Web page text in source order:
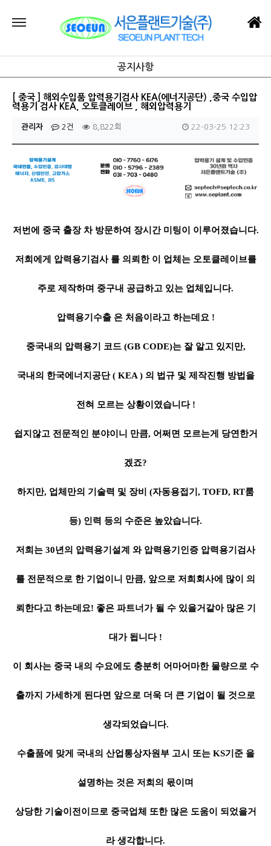
공지사항
[ 중국 ] 해외수입품 압력용기검사 KEA(에너지공단) ,중국 수입압
력용기 검사 KEA, 오토클레이브 , 해외압력용기
관리자 2건 8,822회 22-03-25 12:23
저번에 중국 출장 차 방문하여 장시간 미팅이 이루어졌습니다.
저희에게 압력용기검사 를 의뢰한 이 업체는 오토클레이브를
주로 제작하며 중구내 공급하고 있는 업체입니다.
압력용기수출 은 처음이라고 하는데요 !
중국내의 압력용기 코드 (GB CODE)는 잘 알고 있지만,
국내의 한국에너지공단 ( KEA ) 의 법규 및 제작진행 방법을
전혀 모르는 상황이였습니다 !
쉽지않고 전문적인 분야이니 만큼, 어쩌면 모르는게 당연한거
겠죠?
하지만, 업체만의 기술력 및 장비 (자동용접기, TOFD, RT룸
등) 인력 등의 수준은 높았습니다.
저희는 30년의 압력용기설계 와 압력용기인증 압력용기검사
를 전문적으로 한 기업이니 만큼, 앞으로 저희회사에 많이 의
뢰한다고 하는데요! 좋은 파트너가 될 수 있을거같아 많은 기
대가 됩니다 !
이 회사는 중국 내의 수요에도 충분히 어마어마한 물량으로 수
출까지 가세하게 된다면 앞으로 더욱 더 큰 기업이 될 것으로
생각되었습니다.
수출품에 맞게 국내의 산업통상자원부 고시 또는 KS기준 을
설명하는 것은 저희의 몫이며
상당한 기술이전이므로 중국업체 또한 많은 도움이 되었을거
라 생각합니다.